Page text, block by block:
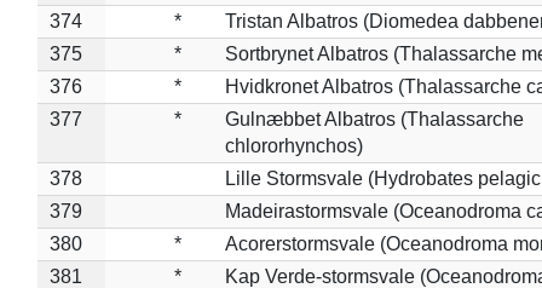
374
*
Tristan Albatros (Diomedea
375
*
Sortbrynet Albatros (Thalassarche
376
*
Hvidkronet Albatros (Thalassarche
377
*
Gulnæbbet Albatros (Thalassarche
chlororhynchos)
378
Lille Stormsvale (Hydrobates
379
Madeirastormsvale (Oceanodroma
380
*
Acorerstormsvale (Oceanodroma
381
*
Kap Verde-stormsvale